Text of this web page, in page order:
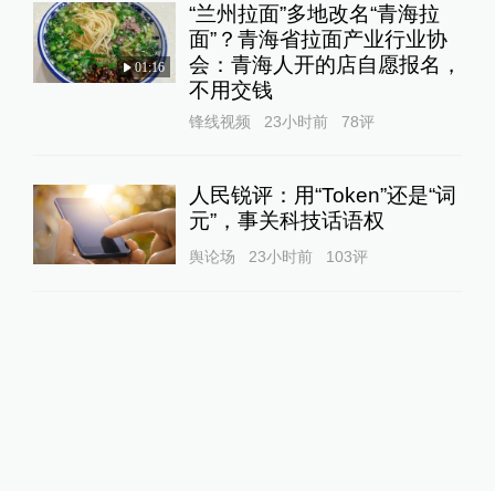
01:16
“兰州拉面”多地改名“青海拉
面”？青海省拉面产业行业协
会：青海人开的店自愿报名，
不用交钱
锋线视频 23小时前 78评
人民锐评：用“Token”还是“词
元”，事关科技话语权
舆论场 23小时前 103评